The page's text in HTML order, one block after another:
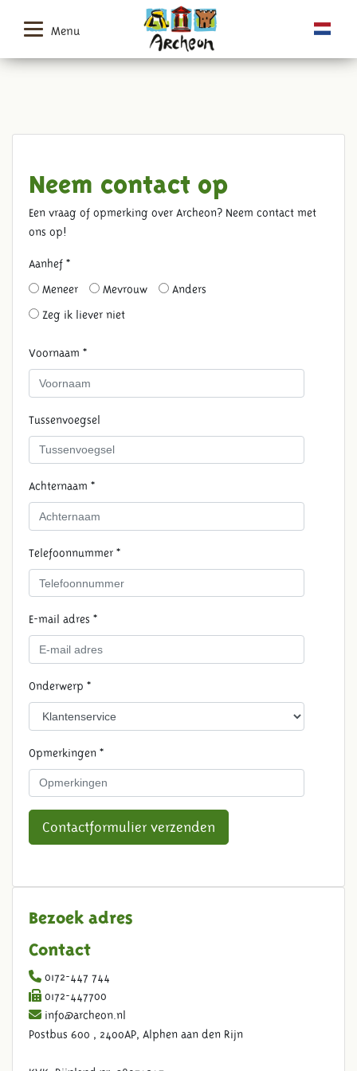
Menu
Neem contact op
Een vraag of opmerking over Archeon? Neem contact met
ons op!
Aanhef *
Meneer
Mevrouw
Anders
Zeg ik liever niet
Voornaam *
Tussenvoegsel
Achternaam *
Telefoonnummer *
E-mail adres *
Onderwerp *
Opmerkingen *
Contactformulier verzenden
Bezoek adres
Contact
0172-447 744
0172-447700
info@archeon.nl
Postbus 600 , 2400AP, Alphen aan den Rijn